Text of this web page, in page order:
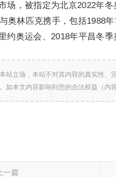
场，被指定为北京2022年
奥林匹克携手，包括1988
约奥运会、2018年平昌冬季
站立场，本站不对其内容的真实性、
如本文内容影响到您的合法权益（内
一篇